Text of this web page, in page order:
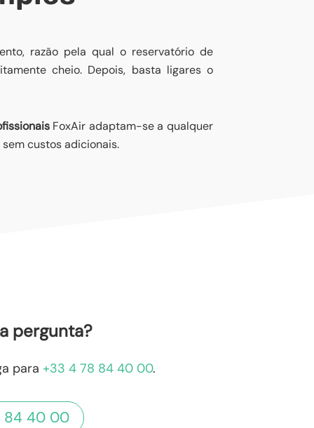
razão pela qual o reservatório de
cheio. Depois, basta ligares o
FoxAir adaptam-se a qualquer
custos adicionais.
pergunta?
para +33 4 78 84 40 00.
84 40 00